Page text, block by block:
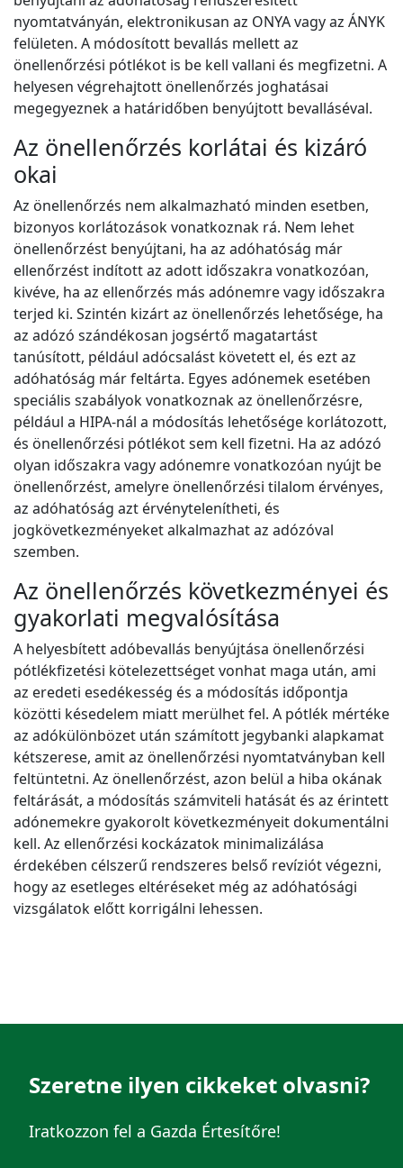
nyomtatványán, elektronikusan az ONYA vagy az ÁNYK
felületen. A módosított bevallás mellett az
önellenőrzési pótlékot is be kell vallani és megfizetni. A
helyesen végrehajtott önellenőrzés joghatásai
megegyeznek a határidőben benyújtott bevalláséval.
Az önellenőrzés korlátai és kizáró
okai
Az önellenőrzés nem alkalmazható minden esetben,
bizonyos korlátozások vonatkoznak rá. Nem lehet
önellenőrzést benyújtani, ha az adóhatóság már
ellenőrzést indított az adott időszakra vonatkozóan,
kivéve, ha az ellenőrzés más adónemre vagy időszakra
terjed ki. Szintén kizárt az önellenőrzés lehetősége, ha
az adózó szándékosan jogsértő magatartást
tanúsított, például adócsalást követett el, és ezt az
adóhatóság már feltárta. Egyes adónemek esetében
speciális szabályok vonatkoznak az önellenőrzésre,
például a HIPA-nál a módosítás lehetősége korlátozott,
és önellenőrzési pótlékot sem kell fizetni. Ha az adózó
olyan időszakra vagy adónemre vonatkozóan nyújt be
önellenőrzést, amelyre önellenőrzési tilalom érvényes,
az adóhatóság azt érvénytelenítheti, és
jogkövetkezményeket alkalmazhat az adózóval
szemben.
Az önellenőrzés következményei és
gyakorlati megvalósítása
A helyesbített adóbevallás benyújtása önellenőrzési
pótlékfizetési kötelezettséget vonhat maga után, ami
az eredeti esedékesség és a módosítás időpontja
közötti késedelem miatt merülhet fel. A pótlék mértéke
az adókülönbözet után számított jegybanki alapkamat
kétszerese, amit az önellenőrzési nyomtatványban kell
feltüntetni. Az önellenőrzést, azon belül a hiba okának
feltárását, a módosítás számviteli hatását és az érintett
adónemekre gyakorolt következményeit dokumentálni
kell. Az ellenőrzési kockázatok minimalizálása
érdekében célszerű rendszeres belső revíziót végezni,
hogy az esetleges eltéréseket még az adóhatósági
vizsgálatok előtt korrigálni lehessen.
Szeretne ilyen cikkeket olvasni?
Iratkozzon fel a Gazda Értesítőre!